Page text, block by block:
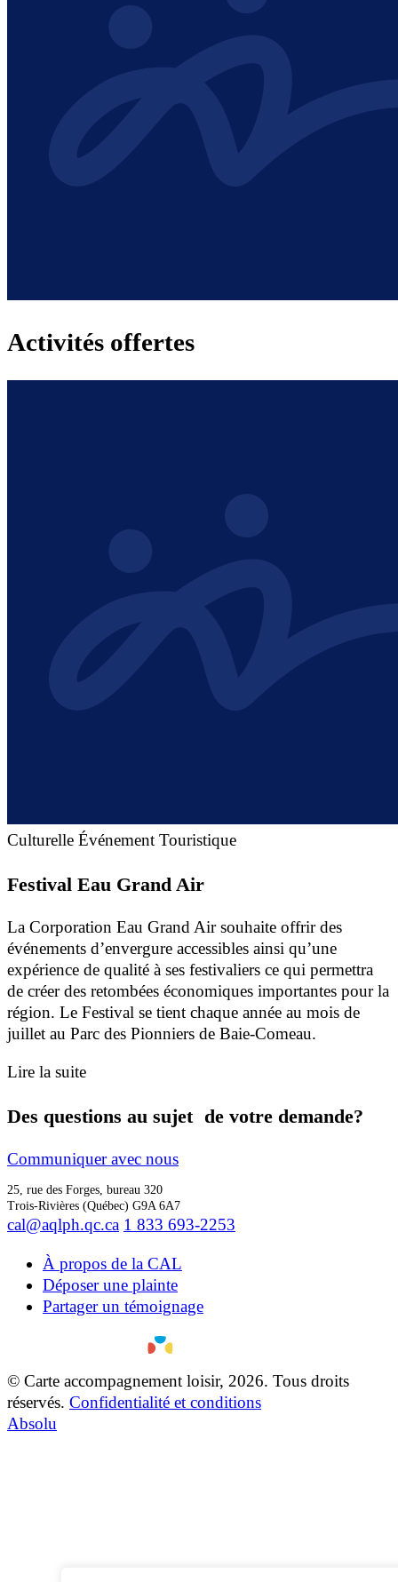
Activités offertes
Culturelle Événement Touristique
Festival Eau Grand Air
La Corporation Eau Grand Air souhaite offrir des
événements d’envergure accessibles ainsi qu’une
expérience de qualité à ses festivaliers ce qui permettra
de créer des retombées économiques importantes pour la
région. Le Festival se tient chaque année au mois de
juillet au Parc des Pionniers de Baie-Comeau.
Lire la suite
Des questions au sujet de votre demande?
Communiquer avec nous
25, rue des Forges, bureau 320
Trois-Rivières (Québec) G9A 6A7
cal@aqlph.qc.ca 1 833 693-2253
À propos de la CAL
Déposer une plainte
Partager un témoignage
© Carte accompagnement loisir, 2026. Tous droits
réservés. Confidentialité et conditions
Absolu